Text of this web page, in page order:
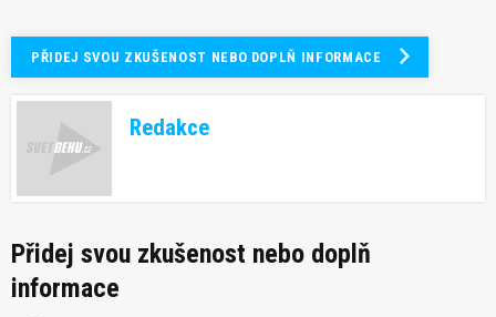
PŘIDEJ SVOU ZKUŠENOST NEBO DOPLŇ INFORMACE
Redakce
Přidej svou zkušenost nebo doplň
informace